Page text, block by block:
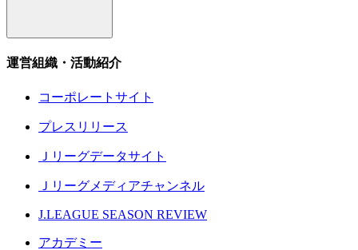
運営組織・活動紹介
コーポレートサイト
プレスリリース
Ｊリーグデータサイト
Ｊリーグメディアチャンネル
J.LEAGUE SEASON REVIEW
アカデミー